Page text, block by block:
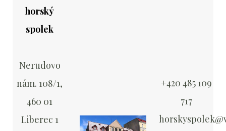
horský
spolek
Nerudovo
nám. 108/1,
460 01
Liberec 1
+420 485 109
717